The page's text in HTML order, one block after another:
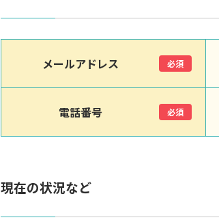
メールアドレス 必須
電話番号 必須
現在の状況など